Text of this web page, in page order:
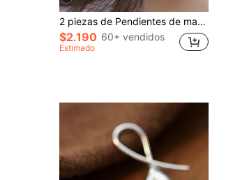
2 piezas de Pendientes de mariposa con mariposa morada y colgante con borla, dulce y de moda para mujer, adecuado para uso diario, vacaciones, fiestas y reuniones
$2.190 60+ vendidos
Estimado